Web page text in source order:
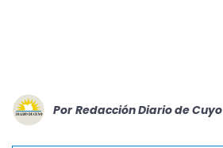
Por Redacción Diario de Cuyo